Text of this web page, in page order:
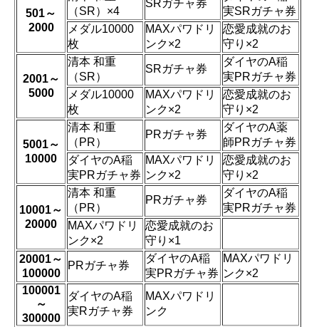
501～
2000
（SR）×4
SRガチャ券
実SRガチャ券
メダル10000
枚
MAXパワドリ
ンク×2
恋愛成就のお
守り×2
2001～
5000
清本 和重
（SR）
SRガチャ券
ダイヤのA稲
実PRガチャ券
メダル10000
枚
MAXパワドリ
ンク×2
恋愛成就のお
守り×2
5001～
10000
清本 和重
（PR）
PRガチャ券
ダイヤのA薬
師PRガチャ券
ダイヤのA稲
実PRガチャ券
MAXパワドリ
ンク×2
恋愛成就のお
守り×2
10001～
20000
清本 和重
（PR）
PRガチャ券
ダイヤのA稲
実PRガチャ券
MAXパワドリ
ンク×2
恋愛成就のお
守り×1
20001～
100000
PRガチャ券
ダイヤのA稲
実PRガチャ券
MAXパワドリ
ンク×2
100001
～
300000
ダイヤのA稲
実Rガチャ券
MAXパワドリ
ンク